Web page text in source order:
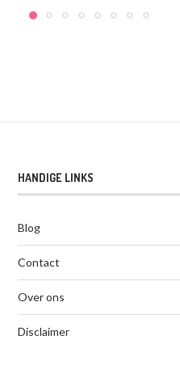
HANDIGE LINKS
Blog
Contact
Over ons
Disclaimer